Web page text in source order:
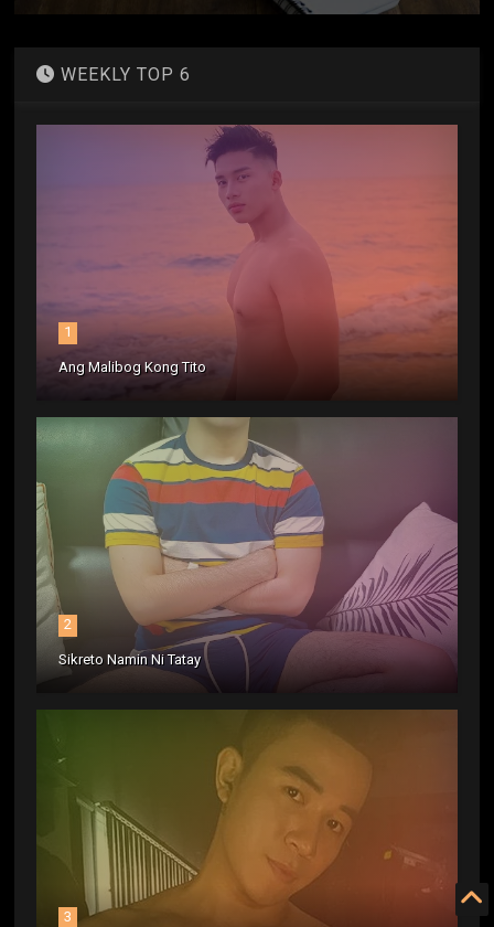
WEEKLY TOP 6
1
Ang Malibog Kong Tito
2
Sikreto Namin Ni Tatay
3